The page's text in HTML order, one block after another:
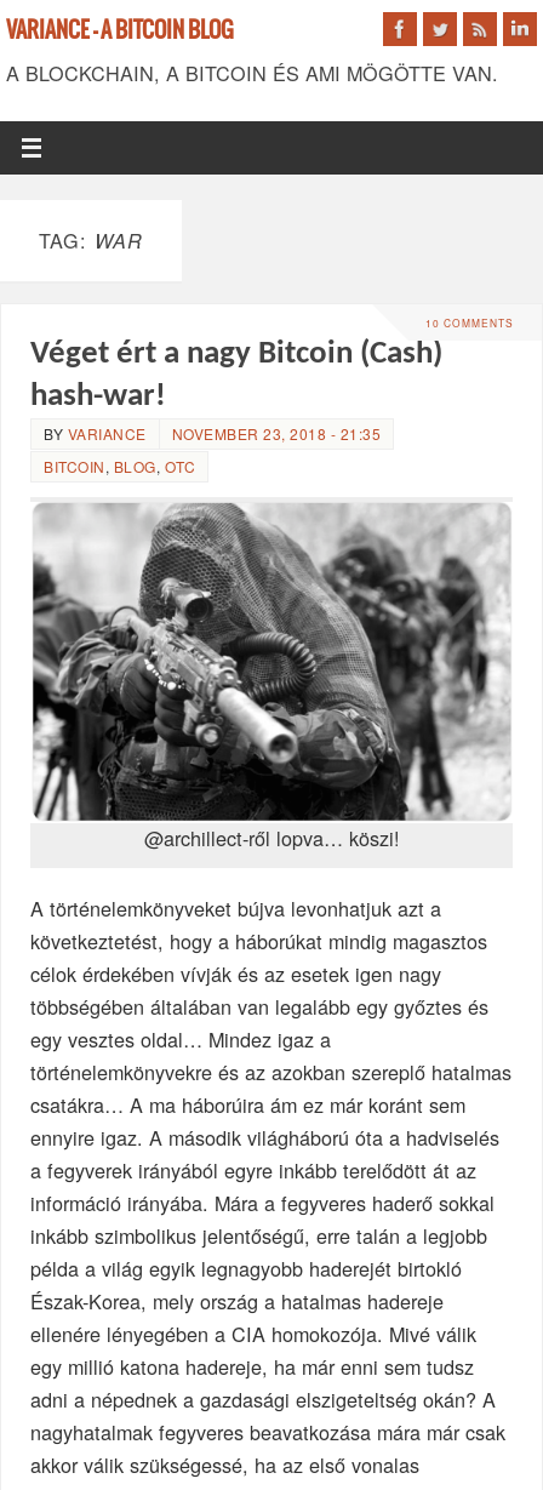
VARIANCE - A BITCOIN BLOG
A BLOCKCHAIN, A BITCOIN ÉS AMI MÖGÖTTE VAN.
TAG: WAR
10 COMMENTS
Véget ért a nagy Bitcoin (Cash)
hash-war!
BY VARIANCE
NOVEMBER 23, 2018 - 21:35
BITCOIN, BLOG, OTC
@archillect-ről lopva… köszi!
A történelemkönyveket bújva levonhatjuk azt a
következtetést, hogy a háborúkat mindig magasztos
célok érdekében vívják és az esetek igen nagy
többségében általában van legalább egy győztes és
egy vesztes oldal… Mindez igaz a
történelemkönyvekre és az azokban szereplő hatalmas
csatákra… A ma háborúira ám ez már koránt sem
ennyire igaz. A második világháború óta a hadviselés
a fegyverek irányából egyre inkább terelődött át az
információ irányába. Mára a fegyveres haderő sokkal
inkább szimbolikus jelentőségű, erre talán a legjobb
példa a világ egyik legnagyobb haderejét birtokló
Észak-Korea, mely ország a hatalmas hadereje
ellenére lényegében a CIA homokozója. Mivé válik
egy millió katona hadereje, ha már enni sem tudsz
adni a népednek a gazdasági elszigeteltség okán? A
nagyhatalmak fegyveres beavatkozása mára már csak
akkor válik szükségessé, ha az első vonalas